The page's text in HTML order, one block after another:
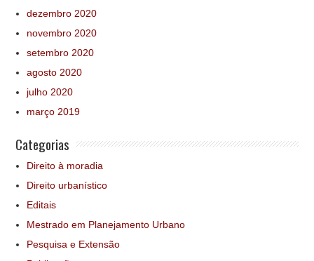
dezembro 2020
novembro 2020
setembro 2020
agosto 2020
julho 2020
março 2019
Categorias
Direito à moradia
Direito urbanístico
Editais
Mestrado em Planejamento Urbano
Pesquisa e Extensão